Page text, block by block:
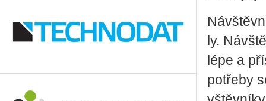
ly.
lépe a
po­tře­by